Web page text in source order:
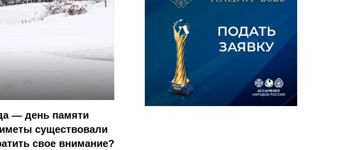
— день памяти
существовали
свое внимание?